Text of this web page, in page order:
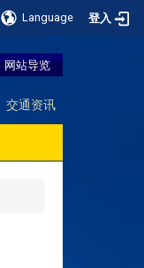
Language 登入
网站导览
交通资讯